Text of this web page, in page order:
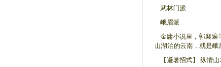
武林门派
峨眉派
金庸小说里，郭襄遍
山湖泊的云南，就是
【避暑招式】 纵情山